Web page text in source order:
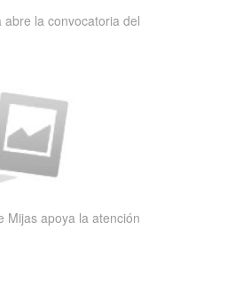
abre la convocatoria del
Mijas apoya la atención